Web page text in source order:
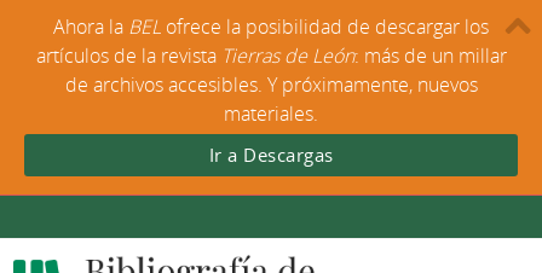
Ahora la BEL ofrece la posibilidad de descargar los
artículos de la revista Tierras de León: más de un millar
de archivos accesibles. Y próximamente, nuevos
materiales.
Ir a Descargas